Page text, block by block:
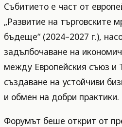
Събитието е част от
„Развитие на търговските
бъдеще“ (2024–2027 г.),
задълбочаване на
между Европейския съюз и
създаване на устойчиви
и обмен на добри практики.
Форумът беше открит от